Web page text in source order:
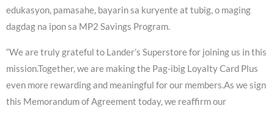
edukasyon, pamasahe, bayarin sa kuryente at tubig, o maging
dagdag na ipon sa MP2 Savings Program.
“We are truly grateful to Lander’s Superstore for joining us in this
mission.Together, we are making the Pag-ibig Loyalty Card Plus
even more rewarding and meaningful for our members.As we sign
this Memorandum of Agreement today, we reaffirm our